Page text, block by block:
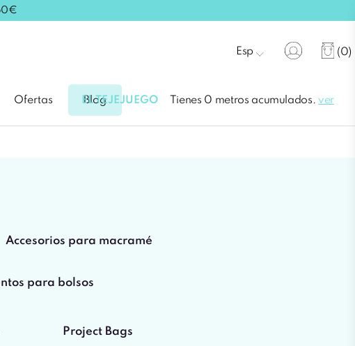
(0)
Esp
Ofertas Blog
EL TEJEJUEGO Tienes 0 metros acumulados.ver
Accesorios para macramé
para bolsos
Project Bags